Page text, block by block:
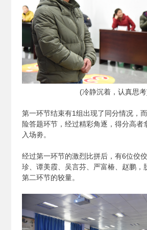
(冷静沉着，认真思
第一环节结束有1组出现了同分情况，
险答题环节，经过精彩角逐，得分高者
入场劵。
经过第一环节的激烈比拼后，有6位佼
珍、谭美霞、吴言芬、严富椿、赵鹏，
第二环节的较量。